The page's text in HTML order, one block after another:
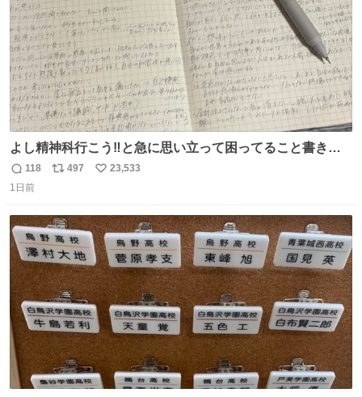
よし精神科行こう‼️と急に思い立って困ってること書き出
してたらペン止まらなくなってすごい勢いで埋まってワロ
タ
返
信
118
リ
ト
数
497
い
数
23,533
1日前